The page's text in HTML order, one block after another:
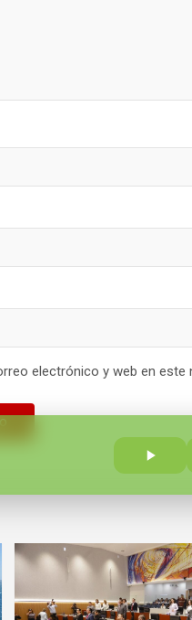
electrónico y web en